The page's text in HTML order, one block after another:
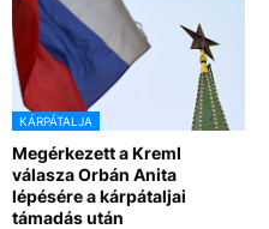
KÁRPÁTALJA
Megérkezett a Kreml
válasza Orbán Anita
lépésére a kárpátaljai
támadás után